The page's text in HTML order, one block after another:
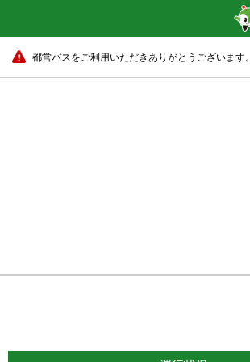
都営バスをご利用いただきありがとうございます。